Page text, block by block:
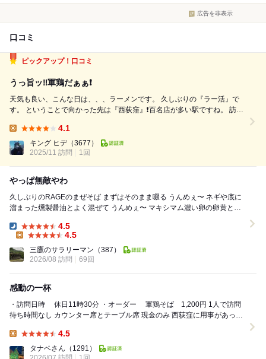
広告を非表示
口コミ
ピックアップ！口コミ
うっ旨ッ‼️軍鶏だぁぁ❗️
天気も良い、こんな日は、、、ラーメンです。 久しぶりの『ラー活』で
す。 ということで向かった先は『西荻窪』❗️百名店が多い駅ですね。 訪れ
4.1
キング ヒデ （3677）
2025/11 訪問
1回
やっぱ無敵やわ
久しぶりのRAGEのまぜそば まずはそのまま啜る うんめぇ〜 ネギや底に
溜まった燻製醤油とよく混ぜて うんめぇ〜 マキシマム濃い卵の卵黄と混
Dinner:
4.5
4.5
三鷹のサラリーマン （387）
2026/08 訪問
69回
感動の一杯
・訪問日時 休日11時30分 ・オーダー 軍鶏そば 1,200円 1人で訪問
待ち時間なし カウンター席とテーブル席 現金のみ 西荻窪に用事があっ
4.5
タナベさん （1291）